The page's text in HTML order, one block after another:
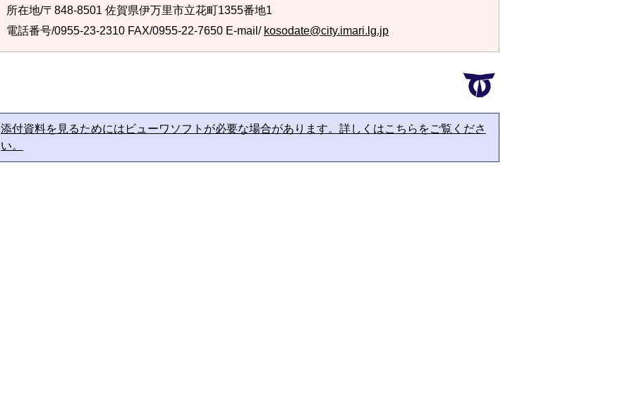
所在地/〒848-8501 佐賀県伊万里市立花町1355番地1
電話番号/0955-23-2310 FAX/0955-22-7650 E-mail/ kosodate@city.imari.lg.jp
添付資料を見るためにはビューワソフトが必要な場合があります。詳しくはこちらをご覧くださ
い。